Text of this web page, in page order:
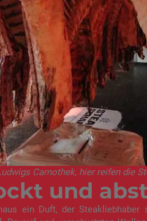
Carnothek, hier reifen die
und
ein Duft, der Steakliebhaber